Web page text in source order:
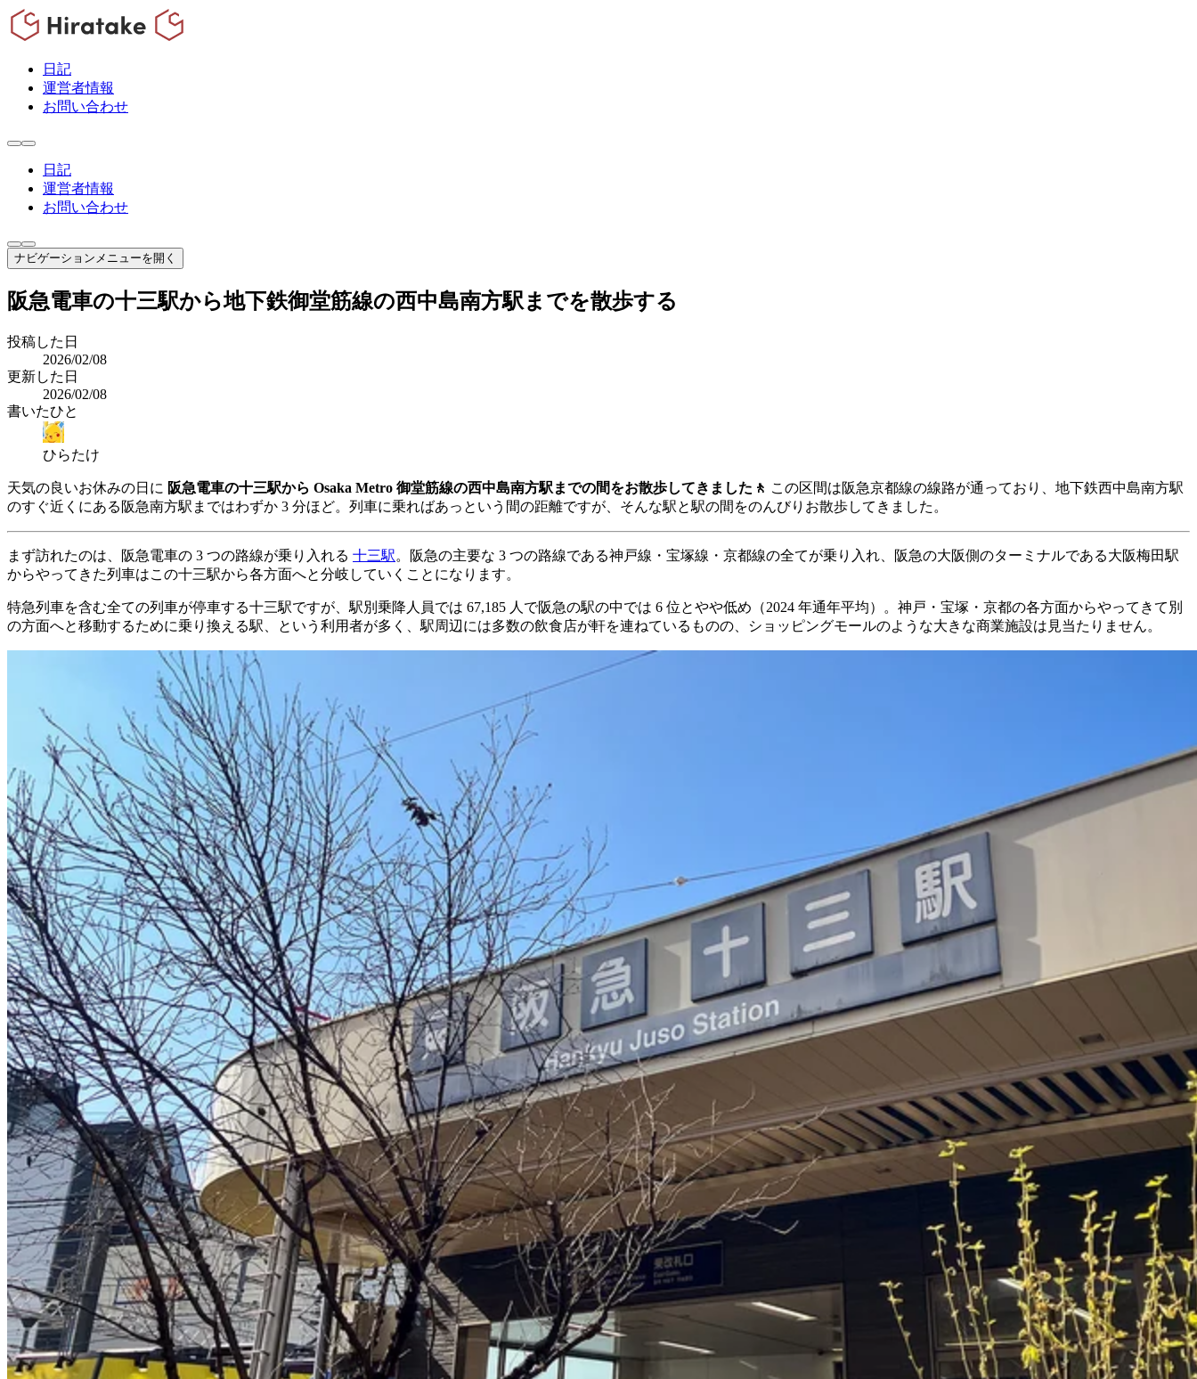
日記
運営者情報
お問い合わせ
日記
運営者情報
お問い合わせ
ナビゲーションメニューを開く
阪急電車の十三駅から地下鉄御堂筋線の西中島南方駅までを散歩する
投稿した日
2026/02/08
更新した日
2026/02/08
書いたひと
ひらたけ
天気の良いお休みの日に 阪急電車の十三駅から Osaka Metro 御堂筋線の西中島南方駅までの間をお散歩してきました🚶 この区間は阪急京都線の線路が通っており、地下鉄西中島南方駅
のすぐ近くにある阪急南方駅まではわずか 3 分ほど。列車に乗ればあっという間の距離ですが、そんな駅と駅の間をのんびりお散歩してきました。
まず訪れたのは、阪急電車の 3 つの路線が乗り入れる 十三駅。阪急の主要な 3 つの路線である神戸線・宝塚線・京都線の全てが乗り入れ、阪急の大阪側のターミナルである大阪梅田駅
からやってきた列車はこの十三駅から各方面へと分岐していくことになります。
特急列車を含む全ての列車が停車する十三駅ですが、駅別乗降人員では 67,185 人で阪急の駅の中では 6 位とやや低め（2024 年通年平均）。神戸・宝塚・京都の各方面からやってきて別
の方面へと移動するために乗り換える駅、という利用者が多く、駅周辺には多数の飲食店が軒を連ねているものの、ショッピングモールのような大きな商業施設は見当たりません。